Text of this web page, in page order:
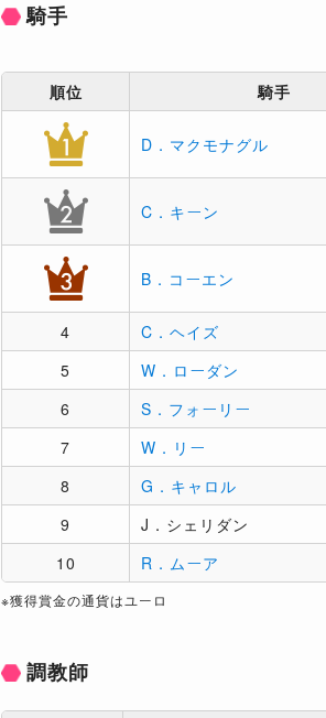
騎手
順位 騎手
D．マクモナグル
C．キーン
B．コーエン
4 C．ヘイズ
5
W．ローダン
6
S．フォーリー
7
W．リー
8
G．キャロル
9
J．シェリダン
10
R．ムーア
※獲得賞金の通貨はユーロ
調教師